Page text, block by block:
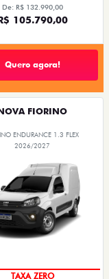
De: R$ 132.990,00
105.790,00
Quero agora!
FIORINO
ENDURANCE 1.3 FLEX
2026/2027
TAXA ZERO